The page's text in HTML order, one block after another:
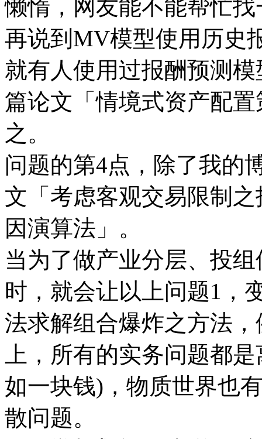
懒惰，网友能不能帮忙找
再说到MV模型使用历史
就有人使用过报酬预测
篇论文「情境式资产配
之。
问题的第4点，除了我的
文「考虑客观交易限制
因演算法」。
当为了做产业分层、投
时，就会让以上问题1，
法求解组合爆炸之方法
上，所有的实务问题都
如一块钱)，物质世界也
散问题。